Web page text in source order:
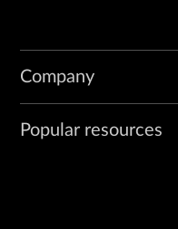
Company
Popular resources